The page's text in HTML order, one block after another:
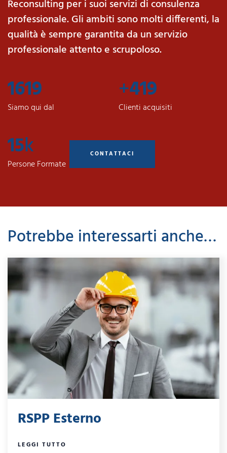
Reconsulting per i suoi servizi di consulenza
professionale. Gli ambiti sono molti differenti, la
qualità è sempre garantita da un servizio
professionale attento e scrupoloso.
2007
Siamo qui dal
+520
Clienti acquisiti
18k
Persone Formate
CONTATTACI
Potrebbe interessarti anche…
RSPP Esterno
LEGGI TUTTO